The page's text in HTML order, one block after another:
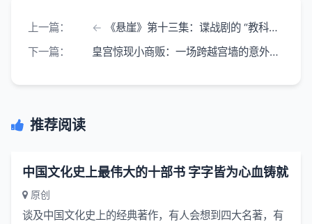
上一篇：
《悬崖》第十三集：谍战剧的 “教科书级” 冲突 一个片段勾连起生死博弈
下一篇：
皇宫惊现小商贩：一场跨越宫墙的意外奇遇（上下集全）
推荐阅读
中国文化史上最伟大的十部书 字字皆为心血铸就
原创
谈及中国文化史上的经典著作，有人会想到四大名著，有